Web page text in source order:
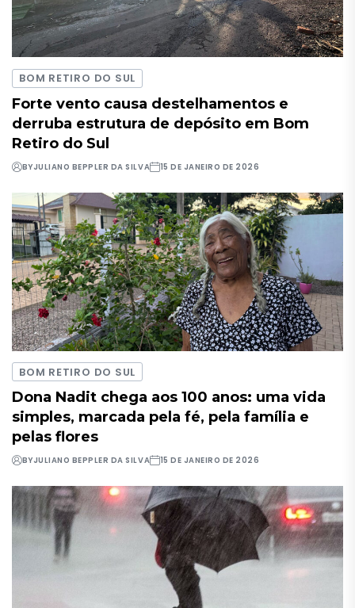
BOM RETIRO DO SUL
Forte vento causa destelhamentos e
derruba estrutura de depósito em Bom
Retiro do Sul
BYJULIANO BEPPLER DA SILVA 15 DE JANEIRO DE 2026
BOM RETIRO DO SUL
Dona Nadit chega aos 100 anos: uma vida
simples, marcada pela fé, pela família e
pelas flores
BYJULIANO BEPPLER DA SILVA 15 DE JANEIRO DE 2026